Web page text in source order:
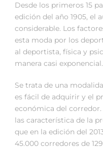
Desde los primeros 15
edición del año 1905, el
considerable. Los
esta moda por los
al deportista, física y
manera casi exponencial.
Se trata de una
es fácil de adquirir y el
económica del
las característica de la
que en la edición del
45.000 corredores de